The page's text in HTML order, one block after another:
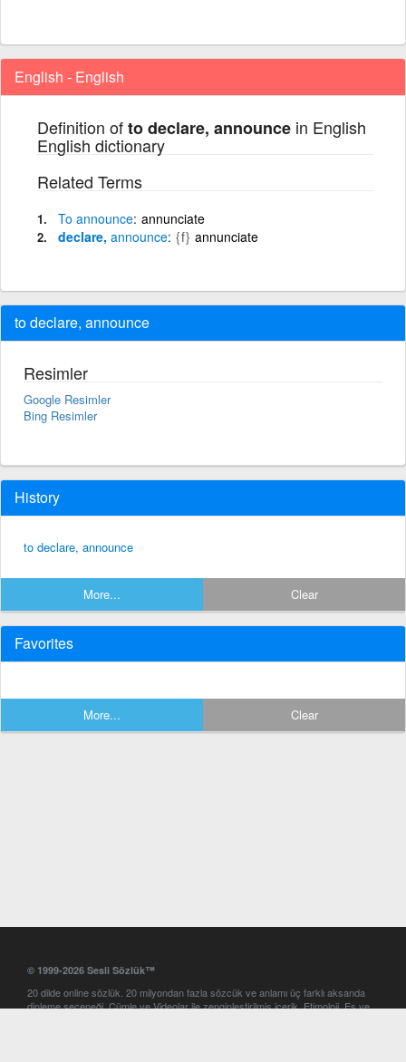
English - English
Definition ofto declare, announce in English
English dictionary
Related Terms
To announce annunciate
declare, announce {f} annunciate
to declare, announce
Resimler
Google Resimler
Bing Resimler
History
to declare, announce
More... Clear
Favorites
More... Clear
© 1999-2026 Sesli Sözlük™
20 dilde online sözlük. 20 milyondan fazla sözcük ve anlamı üç farklı aksanda
dinleme seçeneği. Cümle ve Videolar ile zenginleştirilmiş içerik. Etimoloji, Eş ve